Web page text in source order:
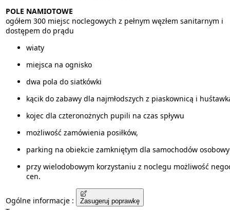
POLE NAMIOTOWE
ogółem 300 miejsc noclegowych z pełnym węzłem sanitarnym i
dostępem do prądu
wiaty
miejsca na ognisko
dwa pola do siatkówki
kącik do zabawy dla najmłodszych z piaskownicą i
kojec dla czteronożnych pupili na czas spływu
możliwość zamówienia posiłków,
parking na obiekcie zamkniętym dla samochodów
przy wielodobowym korzystaniu z noclegu możliwość
cen.
Ogólne informacje : Zasugeruj poprawkę